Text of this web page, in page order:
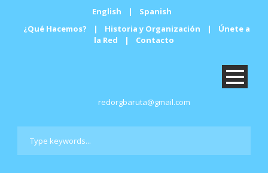
English |
Spanish
¿Qué Hacemos?
| Historia y Organización |
Únete a
la Red
| Contacto
redorgbaruta@gmail.com